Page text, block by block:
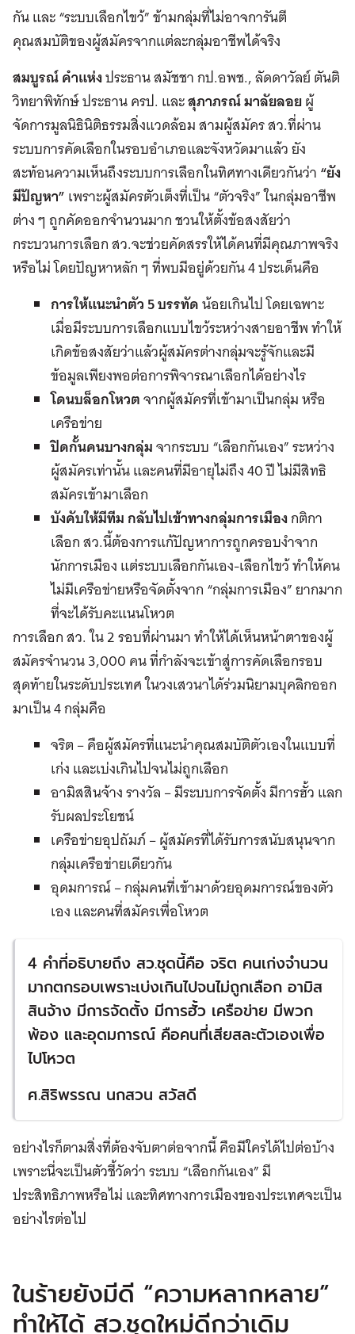
กัน และ “ระบบเลือกไขว้” ข้ามกลุ่มที่ไม่อาจการันตี
คุณสมบัติของผู้สมัครจากแต่ละกลุ่มอาชีพได้จริง
สมบูรณ์ คำแห่งประธาน สมัชชา กป.อพช., ลัดดาวัลย์ ตันติ
วิทยาพิทักษ์ ประธาน ครป. และสุภาภรณ์ มาลัยลอยผู้
จัดการมูลนิธินิติธรรมสิ่งแวดล้อม สามผู้สมัคร สว.ที่ผ่าน
ระบบการคัดเลือกในรอบอำเภอและจังหวัดมาแล้ว ยัง
สะท้อนความเห็นถึงระบบการเลือกในทิศทางเดียวกันว่า“ยัง
มีปัญหา”เพราะผู้สมัครตัวเต็งที่เป็น “ตัวจริง” ในกลุ่มอาชีพ
ต่าง ๆ ถูกคัดออกจำนวนมาก ชวนให้ตั้งข้อสงสัยว่า
กระบวนการเลือก สว.จะช่วยคัดสรรให้ได้คนที่มีคุณภาพจริง
หรือไม่ โดยปัญหาหลัก ๆ ที่พบมีอยู่ด้วยกัน 4 ประเด็นคือ
การให้แนะนำตัว5 บรรทัดน้อยเกินไป โดยเฉพาะ
เมื่อมีระบบการเลือกแบบไขว้ระหว่างสายอาชีพ ทำให้
เกิดข้อสงสัยว่าแล้วผู้สมัครต่างกลุ่มจะรู้จักและมี
ข้อมูลเพียงพอต่อการพิจารณาเลือกได้อย่างไร
โดนบล็อกโหวตจากผู้สมัครที่เข้ามาเป็นกลุ่ม หรือ
เครือข่าย
ปิดกั้นคนบางกลุ่มจากระบบ “เลือกกันเอง” ระหว่าง
ผู้สมัครเท่านั้น และคนที่มีอายุไม่ถึง 40 ปี ไม่มีสิทธิ
สมัครเข้ามาเลือก
บังคับให้มีทีม กลับไปเข้าทางกลุ่มการเมืองกติกา
เลือก สว.นี้ต้องการแก้ปัญหาการถูกครอบงำจาก
นักการเมือง แต่ระบบเลือกกันเอง-เลือกไขว้ ทำให้คน
ไม่มีเครือข่ายหรือจัดตั้งจาก “กลุ่มการเมือง” ยากมาก
ที่จะได้รับคะแนนโหวต
การเลือก สว. ใน 2 รอบที่ผ่านมา ทำให้ได้เห็นหน้าตาของผู้
สมัครจำนวน 3,000 คน ที่กำลังจะเข้าสู่การคัดเลือกรอบ
สุดท้ายในระดับประเทศ ในวงเสวนาได้ร่วมนิยามบุคลิกออก
มาเป็น 4 กลุ่มคือ
จริต – คือผู้สมัครที่แนะนำคุณสมบัติตัวเองในแบบที่
เก่ง และเบ่งเกินไปจนไม่ถูกเลือก
อามิสสินจ้าง รางวัล – มีระบบการจัดตั้ง มีการฮั้ว แลก
รับผลประโยชน์
เครือข่ายอุปถัมภ์ – ผู้สมัครที่ได้รับการสนับสนุนจาก
กลุ่มเครือข่ายเดียวกัน
อุดมการณ์ – กลุ่มคนที่เข้ามาด้วยอุดมการณ์ของตัว
เอง และคนที่สมัครเพื่อโหวต
4 คำที่อธิบายถึง สว.ชุดนี้คือ จริต คนเก่งจำนวน
มากตกรอบเพราะเบ่งเกินไปจนไม่ถูกเลือก อามิส
สินจ้าง มีการจัดตั้ง มีการฮั้ว เครือข่าย มีพวก
พ้อง และอุดมการณ์ คือคนที่เสียสละตัวเองเพื่อ
ไปโหวต
ศ.สิริพรรณ นกสวน สวัสดี
อย่างไรก็ตามสิ่งที่ต้องจับตาต่อจากนี้ คือมีใครได้ไปต่อบ้าง
เพราะนี่จะเป็นตัวชี้วัดว่า ระบบ “เลือกกันเอง” มี
ประสิทธิภาพหรือไม่ และทิศทางการเมืองของประเทศจะเป็น
อย่างไรต่อไป
ในร้ายยังมีดี “ความหลากหลาย”
ทำให้ได้ สว.ชุดใหม่ดีกว่าเดิม